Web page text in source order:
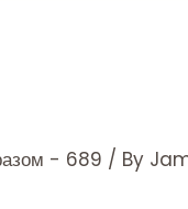
- 689 / By